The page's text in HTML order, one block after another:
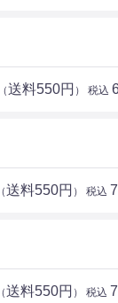
（送料550円 ） 税込
（送料550円 ） 税込
（送料550円 ） 税込